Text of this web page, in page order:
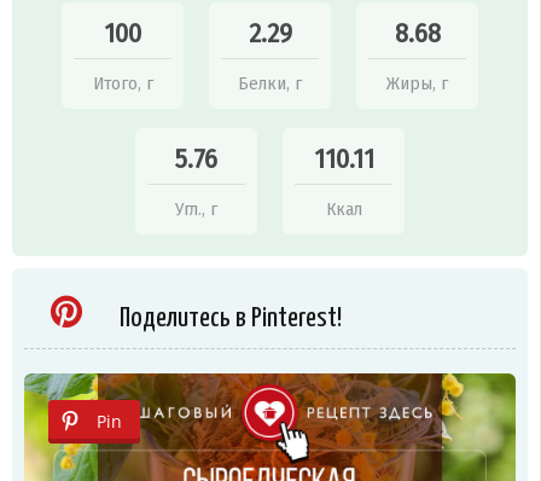
100
Итого, г
2.29
Белки, г
8.68
Жиры, г
5.76
Угл., г
110.11
Ккал
Поделитесь в Pinterest!
Pin